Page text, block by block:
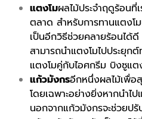
แตงโมผลไม้ประจำฤดูร้อนที่
ตลาด สำหรับการทานแตงโ
เป็นอีกวิธีช่วยคลายร้อนได้
สามารถนำแตงโมไปประยุก
แตงโมคู่กับไอศกรีม บิงซูแ
แก้วมังกรอีกหนึ่งผลไม้เพื่อ
โดยเฉพาะอย่างยิ่งหากนำไ
นอกจากแก้วมังกรจะช่วยป